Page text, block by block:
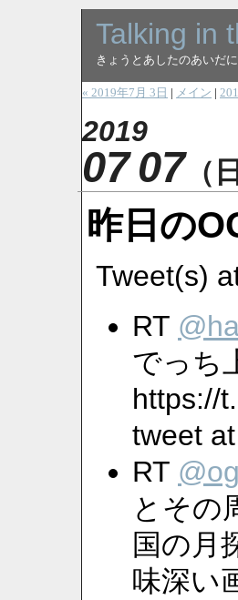
Talking in
きょうとあしたのあいだ
« 2019年7月 3日 | メイン |
2019
07 07 （
昨日の
Tweet(s)
RT
でっち
https://
tweet
RT
とその
国の月
味深い